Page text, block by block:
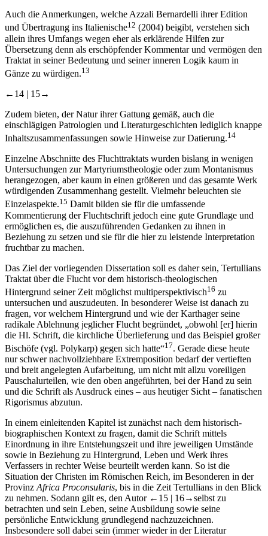
Auch die Anmerkungen, welche Azzali Bernardelli ihrer Edition
und Übertragung ins Italienische12 (2004) beigibt, verstehen sich
allein ihres Umfangs wegen eher als erklärende Hilfen zur
Übersetzung denn als erschöpfender Kommentar und vermögen den
Traktat in seiner Bedeutung und seiner inneren Logik kaum in
Gänze zu würdigen.13
←14 | 15→
Zudem bieten, der Natur ihrer Gattung gemäß, auch die
einschlägigen Patrologien und Literaturgeschichten lediglich knappe
Inhaltszusammenfassungen sowie Hinweise zur Datierung.14
Einzelne Abschnitte des Fluchttraktats wurden bislang in wenigen
Untersuchungen zur Martyriumstheologie oder zum Montanismus
herangezogen, aber kaum in einen größeren und das gesamte Werk
würdigenden Zusammenhang gestellt. Vielmehr beleuchten sie
Einzelaspekte.15 Damit bilden sie für die umfassende
Kommentierung der Fluchtschrift jedoch eine gute Grundlage und
ermöglichen es, die auszuführenden Gedanken zu ihnen in
Beziehung zu setzen und sie für die hier zu leistende Interpretation
fruchtbar zu machen.
Das Ziel der vorliegenden Dissertation soll es daher sein, Tertullians
Traktat über die Flucht vor dem historisch-theologischen
Hintergrund seiner Zeit möglichst multiperspektivisch16 zu
untersuchen und auszudeuten. In besonderer Weise ist danach zu
fragen, vor welchem Hintergrund und wie der Karthager seine
radikale Ablehnung jeglicher Flucht begründet, „obwohl [er] hierin
die Hl. Schrift, die kirchliche Überlieferung und das Beispiel großer
Bischöfe (vgl. Polykarp) gegen sich hatte“17. Gerade diese heute
nur schwer nachvollziehbare Extremposition bedarf der vertieften
und breit angelegten Aufarbeitung, um nicht mit allzu voreiligen
Pauschalurteilen, wie den oben angeführten, bei der Hand zu sein
und die Schrift als Ausdruck eines – aus heutiger Sicht – fanatischen
Rigorismus abzutun.
In einem einleitenden Kapitel ist zunächst nach dem historisch-
biographischen Kontext zu fragen, damit die Schrift mittels
Einordnung in ihre Entstehungszeit und ihre jeweiligen Umstände
sowie in Beziehung zu Hintergrund, Leben und Werk ihres
Verfassers in rechter Weise beurteilt werden kann. So ist die
Situation der Christen im Römischen Reich, im Besonderen in der
Provinz Africa Proconsularis, bis in die Zeit Tertullians in den Blick
zu nehmen. Sodann gilt es, den Autor ←15 | 16→selbst zu
betrachten und sein Leben, seine Ausbildung sowie seine
persönliche Entwicklung grundlegend nachzuzeichnen.
Insbesondere soll dabei sein (immer wieder in der Literatur